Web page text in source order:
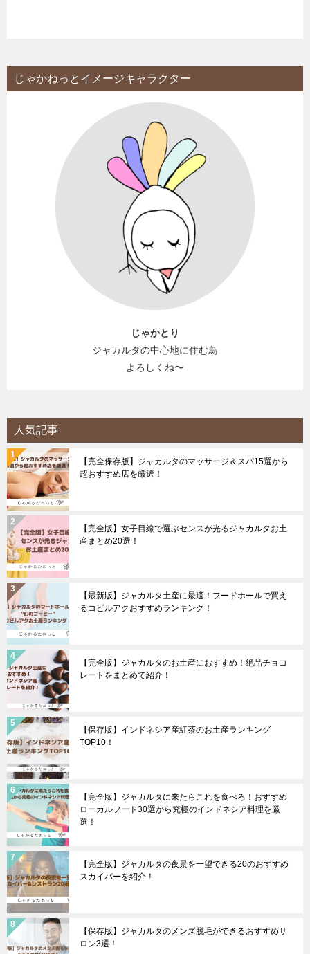
じゃかねっとイメージキャラクター
じゃかとり
ジャカルタの中心地に住む鳥
よろしくね〜
人気記事
【完全保存版】ジャカルタのマッサージ＆スパ15選から
超おすすめ店を厳選！
【完全版】女子目線で選ぶセンスが光るジャカルタお土
産まとめ20選！
【最新版】ジャカルタ土産に最適！フードホールで買え
るコピルアクおすすめランキング！
【完全版】ジャカルタのお土産におすすめ！絶品チョコ
レートをまとめて紹介！
【保存版】インドネシア産紅茶のお土産ランキング
TOP10！
【完全版】ジャカルタに来たらこれを食べろ！おすすめ
ローカルフード30選から究極のインドネシア料理を厳
選！
【完全版】ジャカルタの夜景を一望できる20のおすすめ
スカイバーを紹介！
【保存版】ジャカルタのメンズ脱毛ができるおすすめサ
ロン3選！